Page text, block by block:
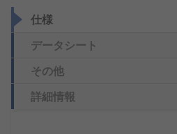
仕様
データシート
その他
詳細情報